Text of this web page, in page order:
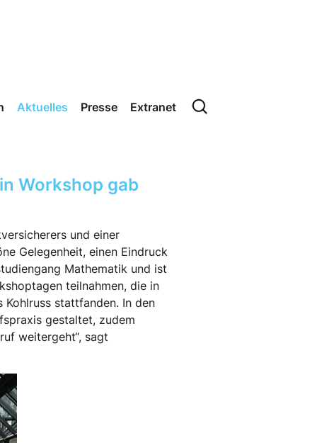
Aktuelles Presse Extranet
Workshop gab
und einer
Gelegenheit, einen Eindruck
Mathematik und ist
teilnahmen, die in
Kohlruss stattfanden. In den
gestaltet, zudem
weitergeht“, sagt